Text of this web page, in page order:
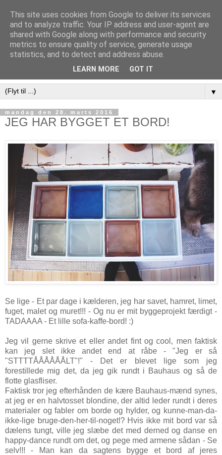
▼
mandag den 28. marts 2016
JEG HAR BYGGET ET BORD!
Se lige - Et par dage i kælderen, jeg har savet, hamret, limet,
fuget, malet og muret!!! - Og nu er mit byggeprojekt færdigt -
TADAAAA - Et lille sofa-kaffe-bord! :)
Jeg vil gerne skrive et eller andet fint og cool, men faktisk
kan jeg slet ikke andet end at råbe - "Jeg er så
"STTTTÅÅÅÅÅÅLT"!" - Det er blevet lige som jeg
forestillede mig det, da jeg gik rundt i Bauhaus og så de
flotte glasfliser.
Faktisk tror jeg efterhånden de kære Bauhaus-mænd synes,
at jeg er en halvtosset blondine, der altid leder rundt i deres
materialer og fabler om borde og hylder, og kunne-man-da-
ikke-lige bruge-den-her-til-noget!? Hvis ikke mit bord var så
dælens tungt, ville jeg slæbe det med derned og danse en
happy-dance rundt om det, og pege med armene sådan - Se
selv!!! - Man kan da sagtens bygge et bord af jeres
This site uses cookies from Google to deliver its services
and to analyze traffic. Your IP address and user-agent are
shared with Google along with performance and security
metrics to ensure quality of service, generate usage
statistics, and to detect and address abuse.
LEARN MORE GOT IT